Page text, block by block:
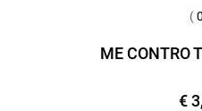
(0
ME CONTRO
€